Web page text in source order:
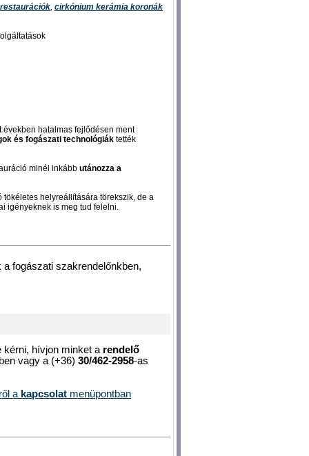
cirkónium kerámia koronák
hatalmas fejlődésen ment
és fogászati technológiák tették
minél inkább utánozza a
helyreállítására törekszik, de a
igényeknek is meg tud felelni.
a fogászati szakrendelőnkben,
kérni, hívjon minket a rendelő
vagy a (+36) 30/462-2958-as
a kapcsolat menüpontban